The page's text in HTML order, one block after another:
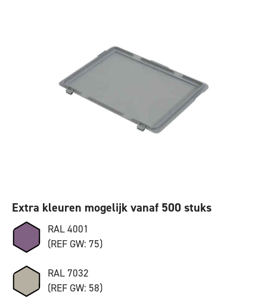
Extra kleuren mogelijk vanaf 500 stuks
RAL 4001
(REF GW: 75)
RAL 7032
(REF GW: 58)